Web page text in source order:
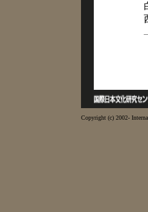
Copyright (c) 2002-